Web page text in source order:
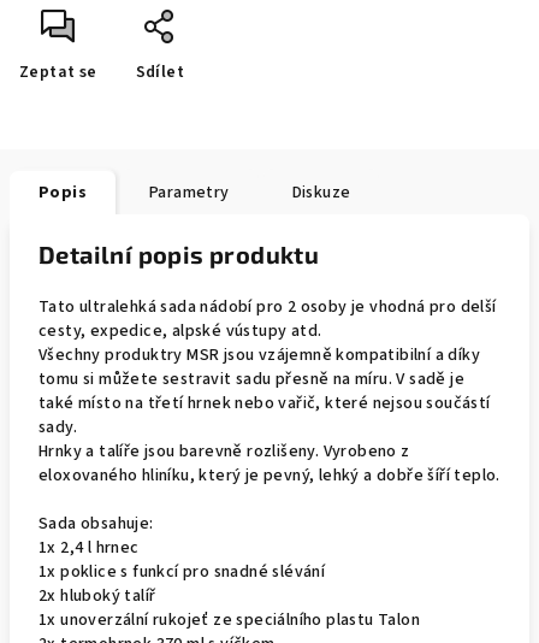
Zeptat se Sdílet
Popis Parametry Diskuze
Detailní popis produktu
Tato ultralehká sada nádobí pro 2 osoby je vhodná pro delší
cesty, expedice, alpské vústupy atd.
Všechny produktry MSR jsou vzájemně kompatibilní a díky
tomu si můžete sestravit sadu přesně na míru. V sadě je
také místo na třetí hrnek nebo vařič, které nejsou součástí
sady.
Hrnky a talíře jsou barevně rozlišeny. Vyrobeno z
eloxovaného hliníku, který je pevný, lehký a dobře šíří teplo.
Sada obsahuje:
1x 2,4 l hrnec
1x poklice s funkcí pro snadné slévání
2x hluboký talíř
1x unoverzální rukojeť ze speciálního plastu Talon